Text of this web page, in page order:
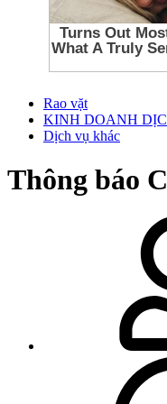
Rao vặt
KINH DOANH
Dịch vụ khác
Thông báo